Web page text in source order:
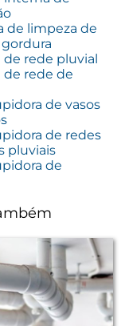
de limpeza de
de rede pluvial
de rede de
de vasos
de redes
pluviais
de